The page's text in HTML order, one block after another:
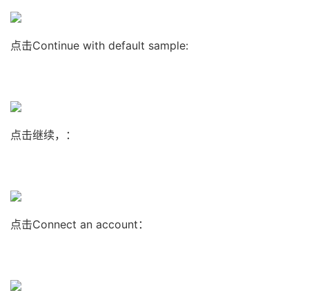
点击Continue with default sample:
点击继续，：
点击Connect an account：